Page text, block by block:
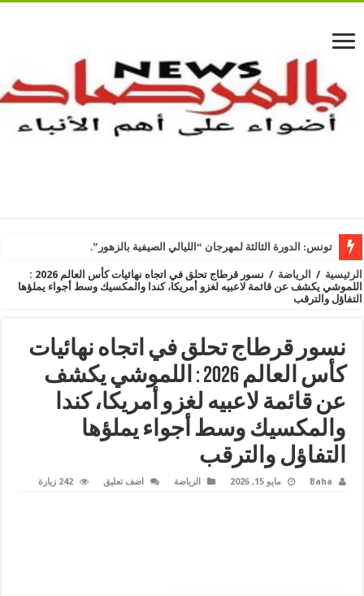
تونس: الدورة الثالثة لمهرجان “الليالي الصيفية بالزهور”.
الرئيسية / الرياضة /
نسور قرطاج تحلق في اتجاه نهائيات كأس العالم 2026 :
اللموشي يكشف عن قائمة لاعبيه لغزو أمريكا، كندا والمكسيك وسط أجواء يملؤها
التفاؤل والترقب
نسور قرطاج تحلق في اتجاه نهائيات
كأس العالم 2026 : اللموشي يكشف
عن قائمة لاعبيه لغزو أمريكا، كندا
والمكسيك وسط أجواء يملؤها
التفاؤل والترقب
Baha مايو 15, 2026 الرياضة اضف تعليق 242 زيارة